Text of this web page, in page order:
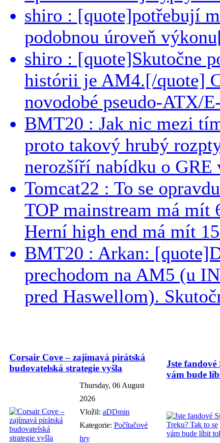
shiro : [quote]potřebují
podobnou úroveň
shiro : [quote]Skutočne
histórii je AM4.[/quote]
novodobé pseudo-ATX/
BMT20 : Jak nic mezi
proto takový hrubý
nerozšíří nabídku o GRE
Tomcat22 : To se
TOP mainstream má
Herní high end má mít
BMT20 : Arkan:
prechodom na AM5 (u
pred Haswellom).
Corsair Cove – zajímavá pirátská
budovatelská strategie vyšla
Thursday, 06 August
2026
Vložil: aDDmin
Kategorie: Počítačové
hry
Jste
vám bude